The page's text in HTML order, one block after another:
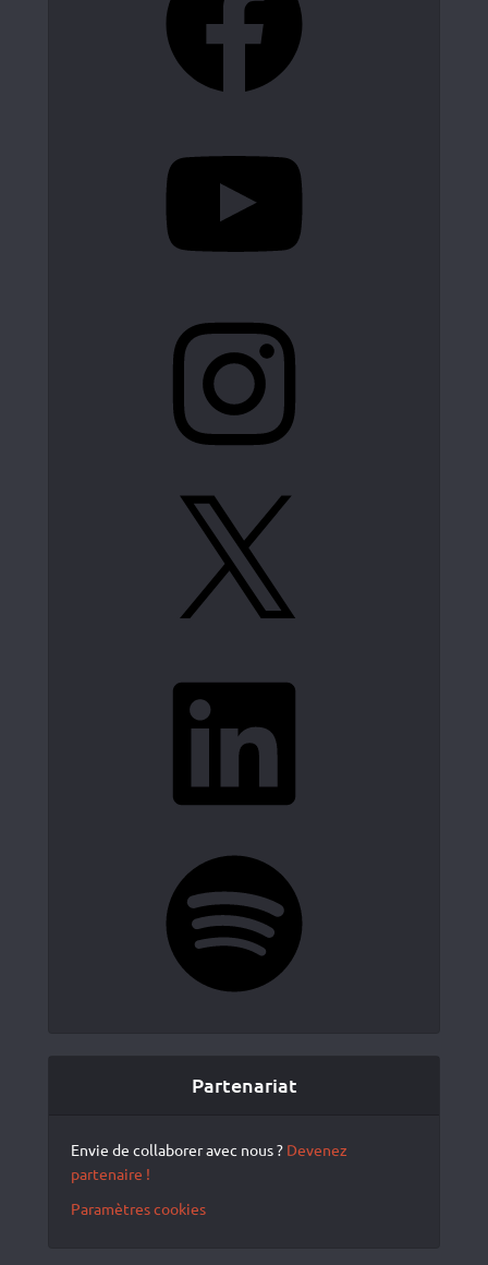
Partenariat
Envie de collaborer avec nous ? Devenez
partenaire !
Paramètres cookies